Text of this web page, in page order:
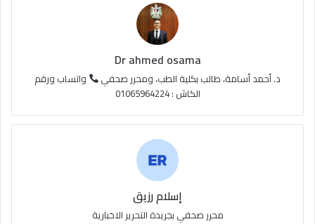
Dr ahmed osama
د. أحمد أسامة، طالب بكلية الطب، ومحرر صحفي
واتساب ورقم
الكاش : 01065964224
إسلام رزيق
محرر صحفي بجريدة التحرير الاخبارية